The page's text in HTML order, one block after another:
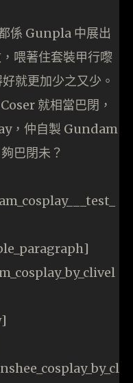
係 Gunpla 中展出
喂著住套裝甲行嚟
就更加少之又少。
就相當巴閉，
，仲自製 Gundam
巴閉未？